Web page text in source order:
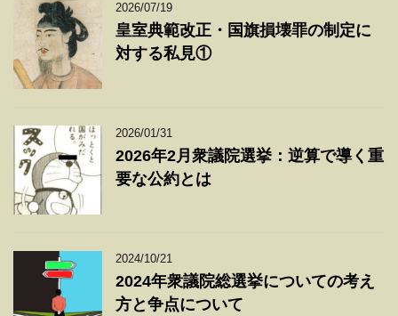
2026/07/19
皇室典範改正・国旗損壊罪の制定に
対する私見①
2026/01/31
2026年2月衆議院選挙：逆算で導く重
要な公約とは
2024/10/21
2024年衆議院総選挙についての考え
方と争点について